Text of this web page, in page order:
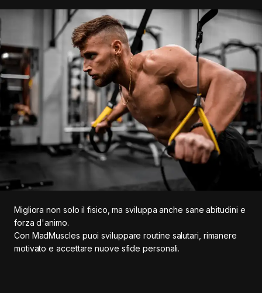
Migliora non solo il fisico, ma sviluppa anche sane abitudini e
forza d'animo.
Con MadMuscles puoi sviluppare routine salutari, rimanere
motivato e accettare nuove sfide personali.